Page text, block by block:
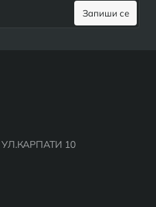
Запиши се
10